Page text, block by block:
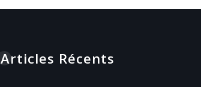
Articles Récents